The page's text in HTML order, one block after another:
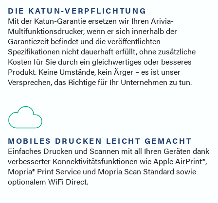
DIE KATUN-VERPFLICHTUNG
Mit der Katun-Garantie ersetzen wir Ihren Arivia-
Multifunktionsdrucker, wenn er sich innerhalb der
Garantiezeit befindet und die veröffentlichten
Spezifikationen nicht dauerhaft erfüllt, ohne zusätzliche
Kosten für Sie durch ein gleichwertiges oder besseres
Produkt. Keine Umstände, kein Ärger – es ist unser
Versprechen, das Richtige für Ihr Unternehmen zu tun.
MOBILES DRUCKEN LEICHT GEMACHT
Einfaches Drucken und Scannen mit all Ihren Geräten dank
verbesserter Konnektivitätsfunktionen wie Apple AirPrint®,
Mopria® Print Service und Mopria Scan Standard sowie
optionalem WiFi Direct.